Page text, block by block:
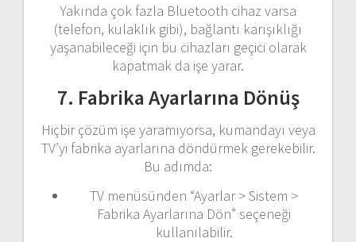
Yakında çok fazla Bluetooth cihaz varsa
(telefon, kulaklık gibi), bağlantı karışıklığı
yaşanabileceği için bu cihazları geçici olarak
kapatmak da işe yarar.
7. Fabrika Ayarlarına Dönüş
Hiçbir çözüm işe yaramıyorsa, kumandayı veya
TV’yi fabrika ayarlarına döndürmek gerekebilir.
Bu adımda:
TV menüsünden “Ayarlar > Sistem >
Fabrika Ayarlarına Dön” seçeneği
kullanılabilir.